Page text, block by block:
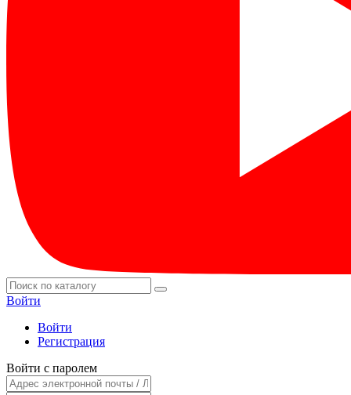
Войти
Войти
Регистрация
Войти с паролем